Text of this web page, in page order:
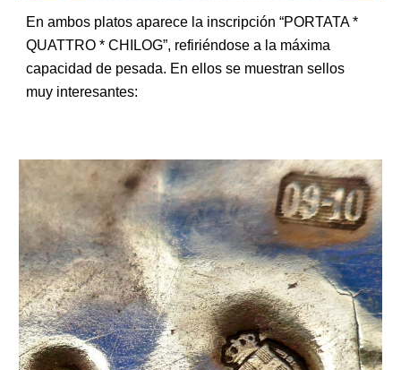
En ambos platos aparece la inscripción “PORTATA *
QUATTRO * CHILOG”, refiriéndose a la máxima
capacidad de pesada. En ellos se muestran sellos
muy interesantes: